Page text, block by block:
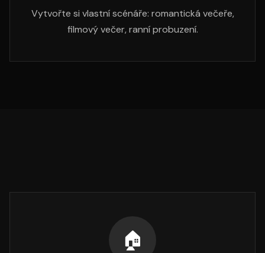
Vytvořte si vlastní scénáře: romantická večeře,
filmový večer, ranní probuzení.
🏠